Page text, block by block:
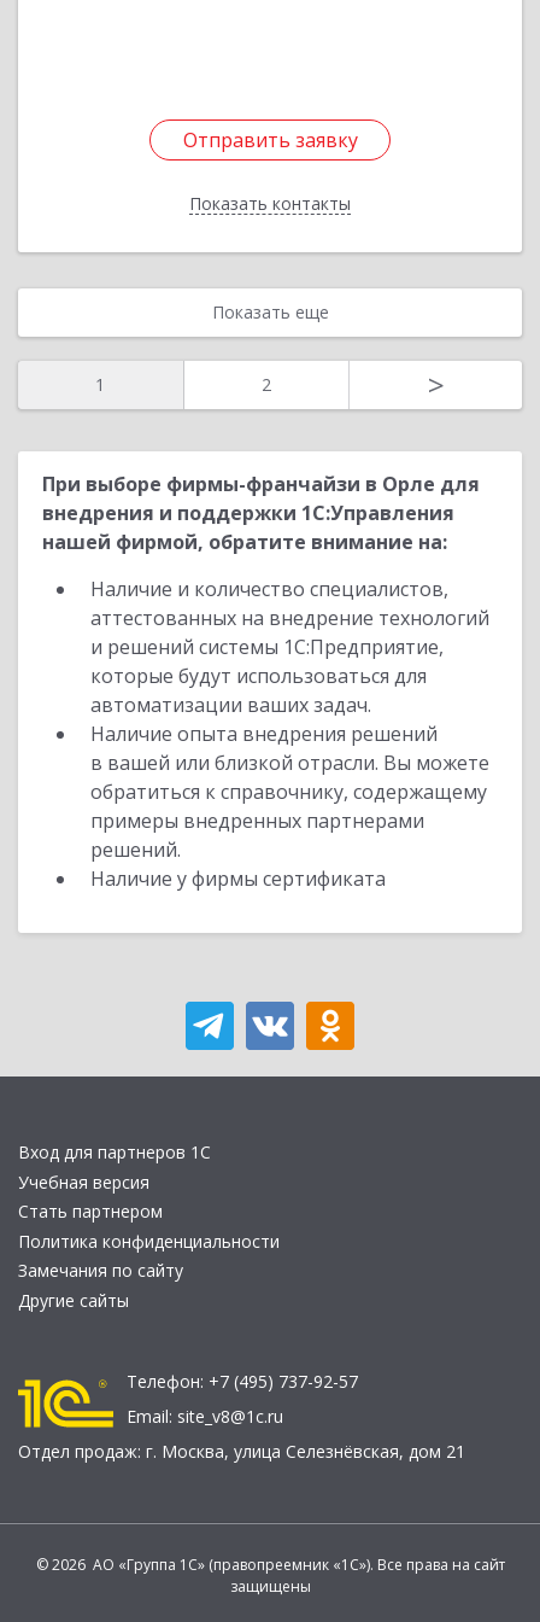
Отправить заявку
Показать контакты
Отправить заявку
Назад
Показать еще
1 2 >
При выборе фирмы-франчайзи в Орле для
внедрения и поддержки 1С:Управления
нашей фирмой, обратите внимание на:
Наличие и количество специалистов,
аттестованных на внедрение технологий
и решений системы 1С:Предприятие,
которые будут использоваться для
автоматизации ваших задач.
Наличие опыта внедрения решений
в вашей или близкой отрасли. Вы можете
обратиться к справочнику, содержащему
примеры внедренных партнерами
решений.
Наличие у фирмы сертификата
Вход для партнеров 1С
Учебная версия
Стать партнером
Политика конфиденциальности
Замечания по сайту
Другие сайты
Телефон: +7 (495) 737-92-57
Email: site_v8@1c.ru
Отдел продаж: г. Москва, улица Селезнёвская, дом 21
© 2026 АО «Группа 1С» (правопреемник «1С»). Все права на сайт
защищены